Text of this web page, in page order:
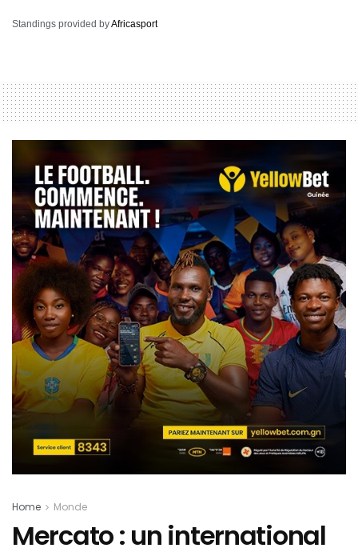
Standings provided byAfricasport
Home Monde
Mercato : un international